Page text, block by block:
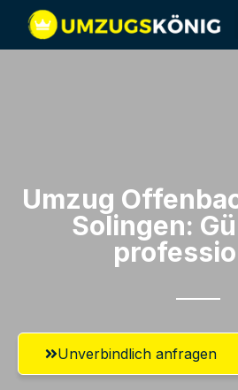
Umzug
Solingen:
Unverbindlich anfragen